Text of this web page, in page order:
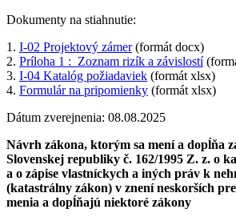
Dokumenty na stiahnutie:
1. I-02 Projektový zámer(formát docx)
2. Príloha 1 : Zoznam rizík a závislostí
3. I-04 Katalóg požiadaviek (formát xlsx)
4. Formulár na pripomienky (formát xlsx)
Dátum zverejnenia: 08.08.2025
Návrh zákona, ktorým sa mení a dopĺňa
Slovenskej republiky č. 162/1995 Z. z. o
a o zápise vlastníckych a iných práv k
(katastrálny zákon) v znení neskorších
menia a dopĺňajú niektoré zákony